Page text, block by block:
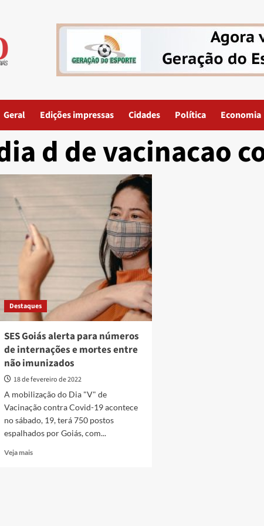
Geral Edições impressas Cidades Política Economia
d de vacinacao
Destaques
SES Goiás alerta para números
de internações e mortes entre
não imunizados
18 de fevereiro de 2022
A mobilização do Dia "V" de
Vacinação contra Covid-19 acontece
no sábado, 19, terá 750 postos
espalhados por Goiás, com...
Veja maisRead